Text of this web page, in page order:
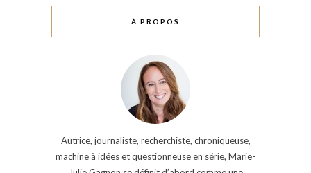
À PROPOS
Autrice, journaliste, recherchiste, chroniqueuse,
machine à idées et questionneuse en série, Marie-